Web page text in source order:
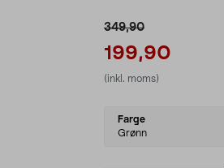
349,90
199,90
(inkl. moms)
Select
variant
Farge
Grønn